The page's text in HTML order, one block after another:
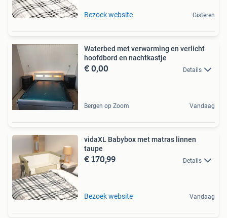
Bezoek website Gisteren
Waterbed met verwarming en verlicht
hoofdbord en nachtkastje
€ 0,00 Details
Bergen op Zoom Vandaag
vidaXL Babybox met matras linnen
taupe
€ 170,99 Details
Bezoek website Vandaag